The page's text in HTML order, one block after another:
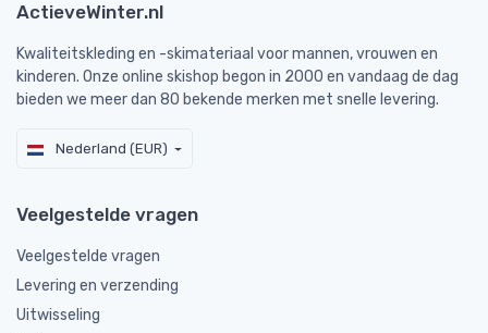
ActieveWinter.nl
Kwaliteitskleding en -skimateriaal voor mannen, vrouwen en
kinderen. Onze online skishop begon in 2000 en vandaag de dag
bieden we meer dan 80 bekende merken met snelle levering.
Nederland (EUR)
Veelgestelde vragen
Veelgestelde vragen
Levering en verzending
Uitwisseling